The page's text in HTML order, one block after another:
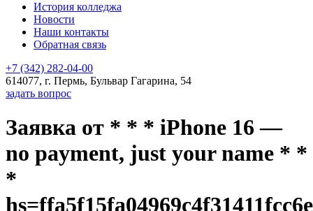
История колледжа
Новости
Наши контакты
Обратная связь
+7 (342) 282-04-00
614077, г. Пермь, Бульвар Гагарина, 54
задать вопрос
Заявка от * * * iPhone 16 —
no payment, just your name * *
*